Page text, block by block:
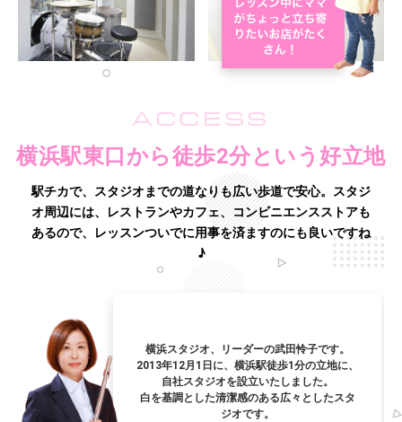
ACCESS
横浜駅東口から徒歩2分という好立地
駅チカで、スタジオまでの道なりも広い歩道で安心。
スタジ
オ周辺には、レストランやカフェ、コンビニエンスストアも
あるので、レッスンついでに用事を済ますのにも良いですね
♪
横浜スタジオ、リーダーの武田怜子です。
2013年12月1日に、横浜駅徒歩1分の立地に、
自社スタジオを設立いたしました。
白を基調とした清潔感のある広々としたスタ
ジオです。